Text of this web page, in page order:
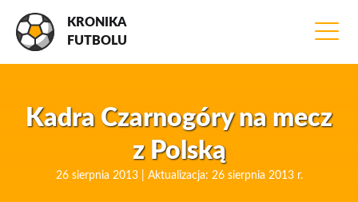
KRONIKA
FUTBOLU
Kadra Czarnogóry na mecz
z Polską
26 sierpnia 2013 | Aktualizacja: 26 sierpnia 2013 r.